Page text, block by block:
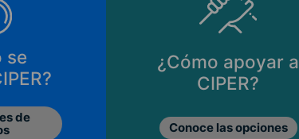
se
de
¿Cómo apoyar a
CIPER?
Conoce las opciones